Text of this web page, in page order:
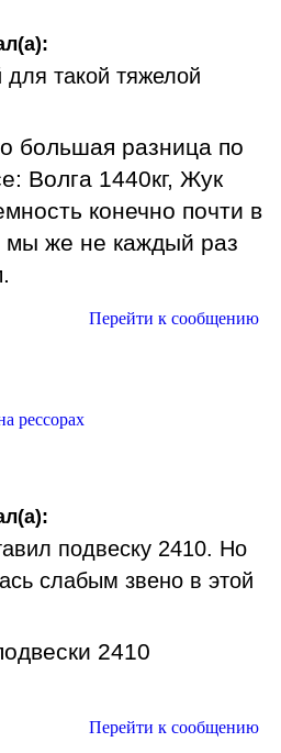
такой тяжелой
большая разница по
Волга 1440кг, Жук
конечно почти в
же не каждый раз
Перейти к сообщению
рессорах
подвеску 2410. Но
слабым звено в этой
2410
Перейти к сообщению